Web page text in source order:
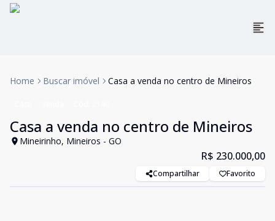
Home Buscar imóvel Casa a venda no centro de Mineiros
Casa a venda no centro de Mineiros
Mineirinho, Mineiros - GO
R$ 230.000,00
Compartilhar Favorito